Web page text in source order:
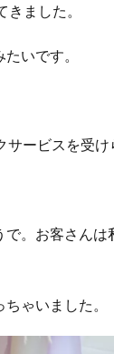
ました。
いです。
ービスを受け
。お客さんは
ゃいました。